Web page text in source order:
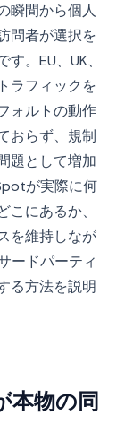
瞬間から個人
問者が選択を
。EU、UK、
ラフィックを
ォルトの動作
おらず、規制
題として増加
が実際に何
にあるか、
を維持しなが
ードパーティ
る方法を説明
本物の同